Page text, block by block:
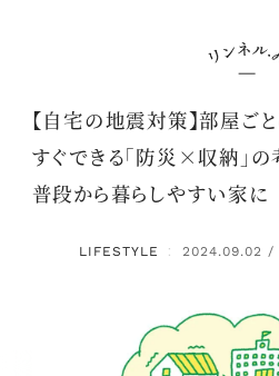
【自宅の地震対策】部屋ご
すぐできる「防災×収納」の
普段から暮らしやすい家に
LIFESTYLE ： 2024.09.02 /